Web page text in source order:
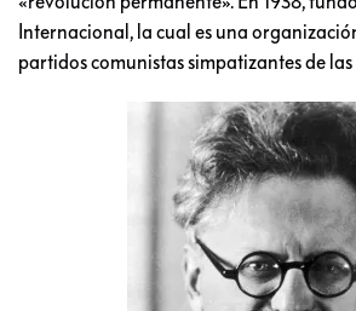
Internacional, la cual es una
partidos comunistas simpatizantes de las